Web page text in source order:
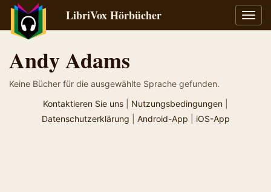
LibriVox Hörbücher
Andy Adams
Keine Bücher für die ausgewählte Sprache gefunden.
Kontaktieren Sie uns
Nutzungsbedingungen
Datenschutzerklärung
Android-App iOS-App